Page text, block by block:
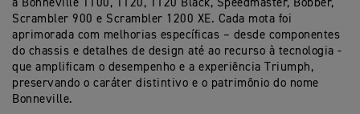
a Bonneville T100, T120, T120 Black, Speedmaster, Bobber,
Scrambler 900 e Scrambler 1200 XE. Cada mota foi
aprimorada com melhorias específicas – desde componentes
do chassis e detalhes de design até ao recurso à tecnologia -
que amplificam o desempenho e a experiência Triumph,
preservando o caráter distintivo e o patrimônio do nome
Bonneville.